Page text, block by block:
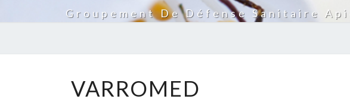
Groupement De Défense Sanitaire
VARROMED